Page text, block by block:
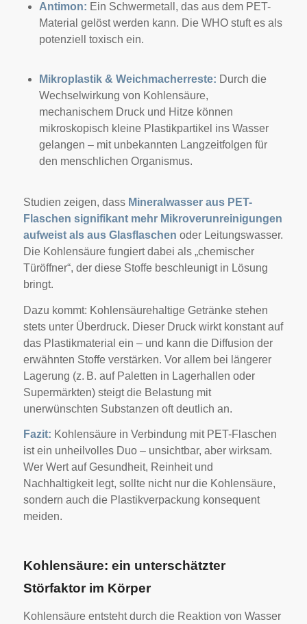
Antimon: Ein Schwermetall, das aus dem PET-
Material gelöst werden kann. Die WHO stuft es als
potenziell toxisch ein.
Mikroplastik & Weichmacherreste: Durch die
Wechselwirkung von Kohlensäure,
mechanischem Druck und Hitze können
mikroskopisch kleine Plastikpartikel ins Wasser
gelangen – mit unbekannten Langzeitfolgen für
den menschlichen Organismus.
Studien zeigen, dass Mineralwasser aus PET-
Flaschen signifikant mehr Mikroverunreinigungen
aufweist als aus Glasflaschen oder Leitungswasser.
Die Kohlensäure fungiert dabei als „chemischer
Türöffner“, der diese Stoffe beschleunigt in Lösung
bringt.
Dazu kommt: Kohlensäurehaltige Getränke stehen
stets unter Überdruck. Dieser Druck wirkt konstant auf
das Plastikmaterial ein – und kann die Diffusion der
erwähnten Stoffe verstärken. Vor allem bei längerer
Lagerung (z. B. auf Paletten in Lagerhallen oder
Supermärkten) steigt die Belastung mit
unerwünschten Substanzen oft deutlich an.
Fazit: Kohlensäure in Verbindung mit PET-Flaschen
ist ein unheilvolles Duo – unsichtbar, aber wirksam.
Wer Wert auf Gesundheit, Reinheit und
Nachhaltigkeit legt, sollte nicht nur die Kohlensäure,
sondern auch die Plastikverpackung konsequent
meiden.
Kohlensäure: ein unterschätzter
Störfaktor im Körper
Kohlensäure entsteht durch die Reaktion von Wasser